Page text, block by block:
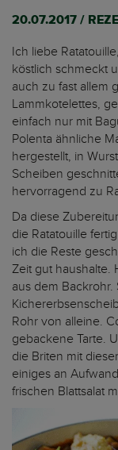
20.07.2017 /
Ich liebe
köstlich schmeckt
auch zu fast allem
Lammkotelettes,
einfach nur mit
Polenta ähnliche
hergestellt, in
Scheiben
hervorragend zu
Da diese
die Ratatouille
ich die Reste
Zeit gut haushalte.
aus dem
Rohr von alleine.
gebackene Tarte.
die Briten mit
einiges an
frischen Blattsalat